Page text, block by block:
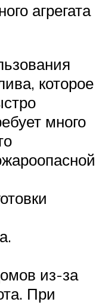
агрегата
которое
много
из-за
При